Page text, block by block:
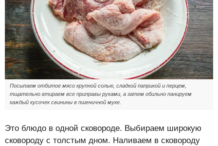
Посыпаем отбитое мясо крупной солью, сладкой паприкой и перцем,
тщательно втираем все приправы руками, а затем обильно панируем
каждый кусочек свинины в пшеничной муке.
Это блюдо в одной сковороде. Выбираем широкую
сковороду с толстым дном. Наливаем в сковороду